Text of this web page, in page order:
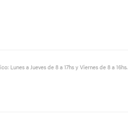
Lunes a Jueves de 8 a 17hs y Viernes de 8 a 16hs.